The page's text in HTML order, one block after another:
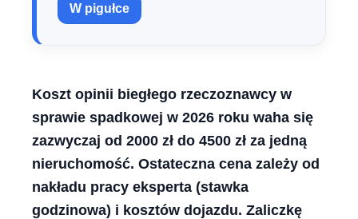
W pigułce
Koszt opinii biegłego rzeczoznawcy w
sprawie spadkowej w 2026 roku waha się
zazwyczaj od 2000 zł do 4500 zł za jedną
nieruchomość. Ostateczna cena zależy od
nakładu pracy eksperta (stawka
godzinowa) i kosztów dojazdu. Zaliczkę